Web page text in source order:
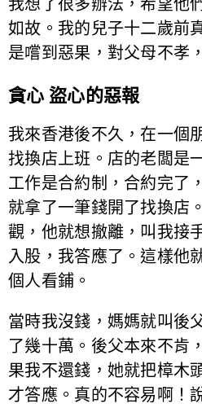
我想了很多辦法，希望他
如故。我的兒子十二歲前
是嚐到惡果，對父母不孝
貪心 盜心的惡報
我來香港後不久，在一個
找換店上班。店的老闆是
工作是合約制，合約完了
就拿了一筆錢開了找換店
觀，他就想撤離，叫我接
入股，我答應了。這樣他
個人看鋪。
當時我沒錢，媽媽就叫後
了幾十萬。後父本來不肯
果我不還錢，她就把樟木
才答應。真的不容易啊！